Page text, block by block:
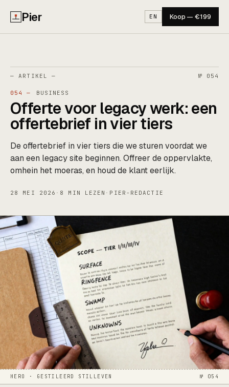
Pier EN Koop — €199
— ARTIKEL — № 054
054 — BUSINESS
Offerte voor legacy werk: een
offertebrief in vier tiers
De offertebrief in vier tiers die we sturen voordat we
aan een legacy site beginnen. Offreer de oppervlakte,
omhein het moeras, en houd de klant eerlijk.
28 MEI 2026 · 8 MIN LEZEN · PIER-REDACTIE
HERO · GESTILEERD STILLEVEN № 054